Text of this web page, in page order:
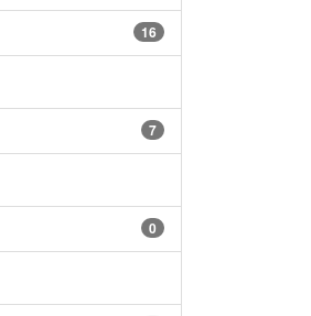
16
7
0